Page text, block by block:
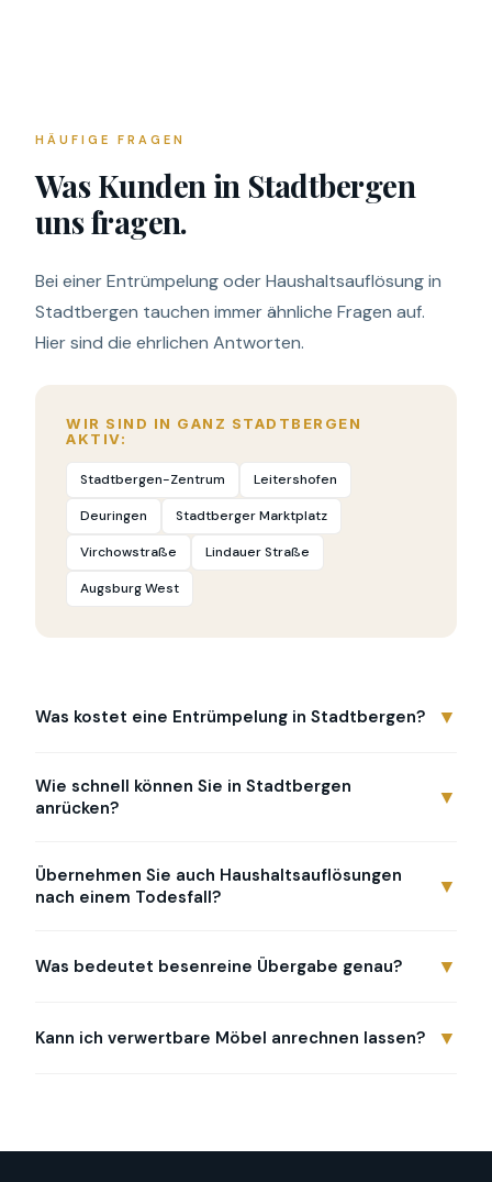
HÄUFIGE FRAGEN
Was Kunden in Stadtbergen
uns fragen.
Bei einer Entrümpelung oder Haushaltsauflösung in
Stadtbergen tauchen immer ähnliche Fragen auf.
Hier sind die ehrlichen Antworten.
WIR SIND IN GANZ STADTBERGEN
AKTIV:
Stadtbergen-Zentrum Leitershofen
Deuringen Stadtberger Marktplatz
Virchowstraße Lindauer Straße
Augsburg West
Was kostet eine Entrümpelung in Stadtbergen? ▼
Wie schnell können Sie in Stadtbergen
anrücken?
▼
Übernehmen Sie auch Haushaltsauflösungen
nach einem Todesfall?
▼
Was bedeutet besenreine Übergabe genau? ▼
Kann ich verwertbare Möbel anrechnen lassen? ▼